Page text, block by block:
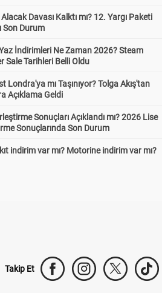
Davası Kalktı mı? 12. Yargı Paketi
Son Durum
İndirimleri Ne Zaman 2026? Steam
Sale Tarihleri Belli Oldu
Londra'ya mı Taşınıyor? Tolga Akış'tan
Açıklama Geldi
Sonuçları Açıklandı mı? 2026 Lise
Sonuçlarında Son Durum
indirim var mı? Motorine indirim var mı?
Takip Et